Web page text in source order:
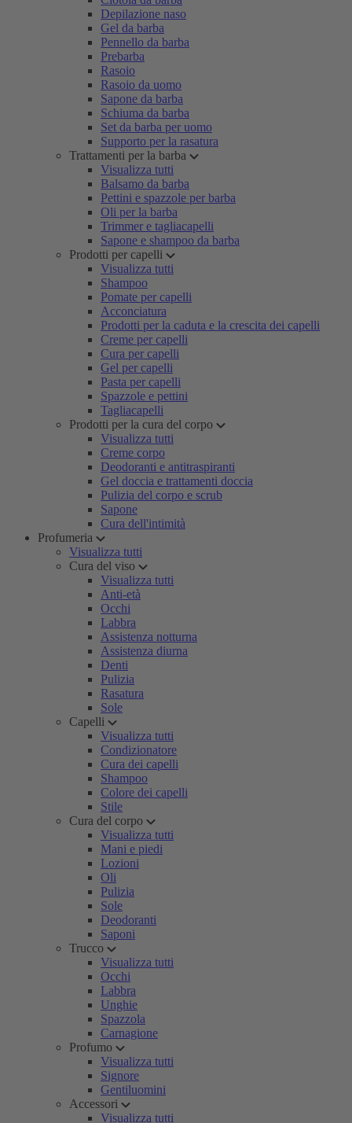
Depilazione naso
Gel da barba
Pennello da barba
Prebarba
Rasoio
Rasoio da uomo
Sapone da barba
Schiuma da barba
Set da barba per uomo
Supporto per la rasatura
Trattamenti per la barba
Visualizza tutti
Balsamo da barba
Pettini e spazzole per barba
Oli per la barba
Trimmer e tagliacapelli
Sapone e shampoo da barba
Prodotti per capelli
Visualizza tutti
Shampoo
Pomate per capelli
Acconciatura
Prodotti per la caduta e la crescita dei capelli
Creme per capelli
Cura per capelli
Gel per capelli
Pasta per capelli
Spazzole e pettini
Tagliacapelli
Prodotti per la cura del corpo
Visualizza tutti
Creme corpo
Deodoranti e antitraspiranti
Gel doccia e trattamenti doccia
Pulizia del corpo e scrub
Sapone
Cura dell'intimità
Profumeria
Visualizza tutti
Cura del viso
Visualizza tutti
Anti-età
Occhi
Labbra
Assistenza notturna
Assistenza diurna
Denti
Pulizia
Rasatura
Sole
Capelli
Visualizza tutti
Condizionatore
Cura dei capelli
Shampoo
Colore dei capelli
Stile
Cura del corpo
Visualizza tutti
Mani e piedi
Lozioni
Oli
Pulizia
Sole
Deodoranti
Saponi
Trucco
Visualizza tutti
Occhi
Labbra
Unghie
Spazzola
Carnagione
Profumo
Visualizza tutti
Signore
Gentiluomini
Accessori
Visualizza tutti